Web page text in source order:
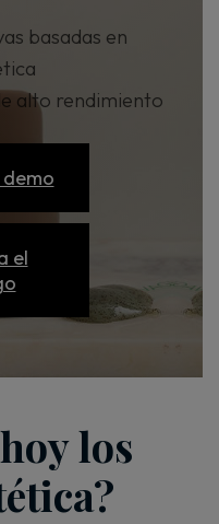
basadas en
alto rendimiento
el
los